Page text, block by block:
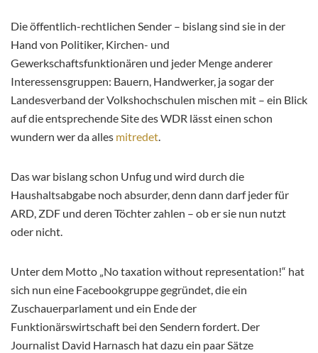
Die öffentlich-rechtlichen Sender – bislang sind sie in der
Hand von Politiker, Kirchen- und
Gewerkschaftsfunktionären und jeder Menge anderer
Interessensgruppen: Bauern, Handwerker, ja sogar der
Landesverband der Volkshochschulen mischen mit – ein Blick
auf die entsprechende Site des WDR lässt einen schon
wundern wer da alles mitredet.
Das war bislang schon Unfug und wird durch die
Haushaltsabgabe noch absurder, denn dann darf jeder für
ARD, ZDF und deren Töchter zahlen – ob er sie nun nutzt
oder nicht.
Unter dem Motto „No taxation without representation!“ hat
sich nun eine Facebookgruppe gegründet, die ein
Zuschauerparlament und ein Ende der
Funktionärswirtschaft bei den Sendern fordert. Der
Journalist David Harnasch hat dazu ein paar Sätze